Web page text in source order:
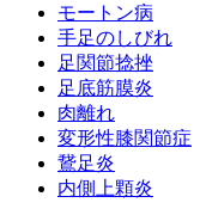
モートン病
手足のしびれ
足関節捻挫
足底筋膜炎
肉離れ
変形性膝関節症
鵞足炎
内側上顆炎